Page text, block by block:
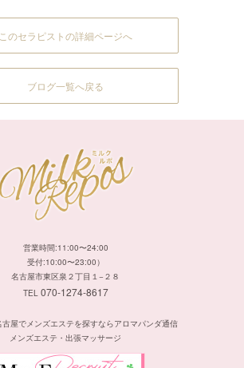
このセラピストの詳細ページへ
ブログ一覧へ戻る
営業時間:11:00〜24:00
受付:10:00〜23:00）
名古屋市東区泉２丁目１−２８
TEL 070-1274-8617
メンズエステ・出張マッサージ